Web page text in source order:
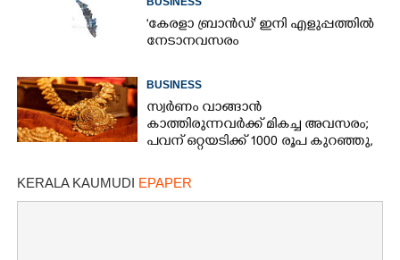
"കേരളാ ബ്രാൻഡ്" ഇനി എളുപ്പത്തിൽ
നേടാനവസരം
BUSINESS
സ്വർണം വാങ്ങാൻ
കാത്തിരുന്നവർക്ക് മികച്ച അവസരം;
പവന് ഒറ്റയടിക്ക് 1000 രൂപ കുറഞ്ഞു,
KERALA KAUMUDI EPAPER